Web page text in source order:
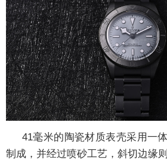
41毫米的陶瓷材质表壳采用一
制成，并经过喷砂工艺，斜切边缘